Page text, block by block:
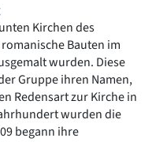
Kirchen des
Bauten im
wurden. Diese
Gruppe ihren Namen,
Redensart zur Kirche in
wurden die
begann ihre